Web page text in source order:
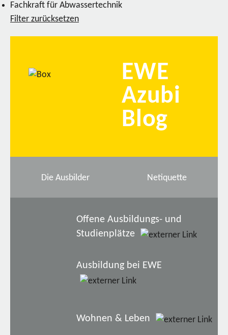
Fachkraft für Abwassertechnik
Filter zurücksetzen
EWE
Azubi
Blog
Die Ausbilder Netiquette
Offene Ausbildungs- und
Studienplätze
Ausbildung bei EWE
Wohnen & Leben